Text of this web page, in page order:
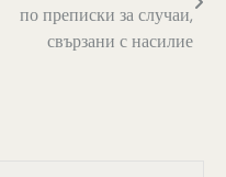
по преписки за случаи,
свързани с насилие